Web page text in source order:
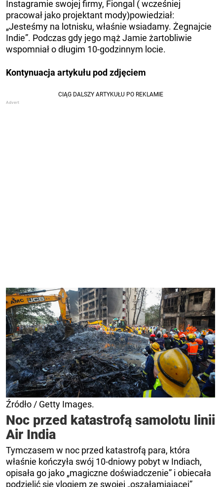
Instagramie swojej firmy, Fiongal ( wcześniej
pracował jako projektant mody)powiedział:
„Jesteśmy na lotnisku, właśnie wsiadamy. Żegnajcie
Indie”. Podczas gdy jego mąż Jamie żartobliwie
wspomniał o długim 10-godzinnym locie.
Kontynuacja artykułu pod zdjęciem
Źródło / Getty Images.
Noc przed katastrofą samolotu linii
Air India
Tymczasem w noc przed katastrofą para, która
właśnie kończyła swój 10-dniowy pobyt w Indiach,
opisała go jako „magiczne doświadczenie” i obiecała
podzielić się vlogiem ze swojej „oszałamiającej”